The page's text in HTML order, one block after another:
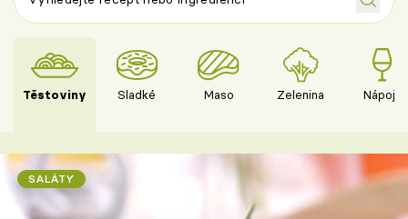
Těstoviny Sladké Maso Zelenina Nápoje
SALÁTY